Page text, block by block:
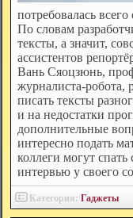
потребовалась
По словам
тексты, а значит,
ассистентов
Вань Сяоцзюнь,
журналиста-робота,
писать тексты
и на недостатки
дополнительные
интересно подать
коллеги могут
интервью у своего
Категория: Гаджеты